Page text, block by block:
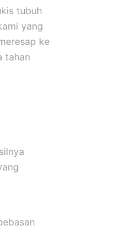
tubuh
yang
ke
tahan